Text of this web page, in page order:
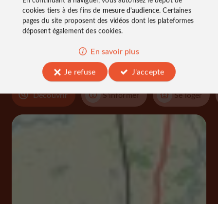
À découvrir
aux
alentours
Découvrir S'informer Se loger
cookies tiers à des fins de mesure d'audience. Certaines
pages du site proposent des vidéos dont les plateformes
déposent également des cookies.
En savoir plus
Je refuse
J'accepte